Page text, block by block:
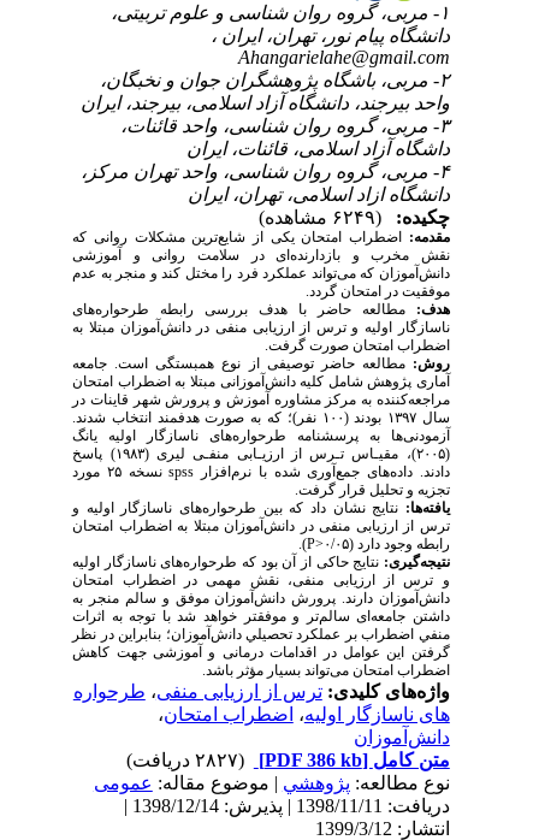
۱- مربی، گروه روان شناسی و علوم تربیتی،
دانشگاه پیام نور، تهران، ایران ،
Ahangarielahe@gmail.com
۲- مربی، باشگاه پژوهشگران جوان و نخبگان،
واحد بیرجند، دانشگاه آزاد اسلامی، بیرجند، ایران
۳- مربی، گروه روان شناسی، واحد قائنات،
داشگاه آزاد اسلامی، قائنات، ایران
۴- مربی، گروه روان شناسی، واحد تهران مرکز،
دانشگاه ازاد اسلامی، تهران، ایران
چکیده:
مقدمه:اضطراب امتحان یکی از شایع‌ترین مشکلات روانی که
نقش مخرب و بازدارنده‌ای در سلامت روانی و آموزشی
دانش‌آموزان که می‌تواند عملکرد فرد را مختل کند و منجر به عدم
موفقیت در امتحان گردد.
هدف:مطالعه حاضر با هدف بررسی رابطه طرحواره‌­های
ناسازگار اولیه و ترس از ارزیابی منفی در دانش‌­آموزان مبتلا به
اضطراب امتحان صورت گرفت.
روش:مطالعه حاضر توصیفی از نوع همبستگی است. جامعه
آماری پژوهش شامل کلیه دانش‌­آموزانی مبتلا به اضطراب امتحان
مراجعه‌کننده به مرکز مشاوره آموزش و پرورش شهر قاینات در
سال ۱۳۹۷ بودند (۱۰۰ نفر)؛ که به صورت هدفمند انتخاب شدند.
آزمودنی­‌ها به پرسشنامه طرحواره­‌های ناسازگار اولیه یانگ
(۲۰۰۵)، مقیـاس تـرس از ارزیـابی منفـی لیری (۱۹۸۳) پاسخ
دادند. داده‌های جمع­‌آوری شده با نرم‌­افزار spss
نسخه ۲۵ مورد
تجزیه و تحلیل قرار گرفت.
یافته‌ها:نتایج نشان داد که بین طرحواره­‌های ناسازگار اولیه و
ترس از ارزیابی منفی در دانش‌­آموزان مبتلا به اضطراب امتحان
رابطه وجود دارد (۰/۰۵<
P
).
نتیجه‌گیری:نتایج حاکی از آن بود که طرحواره‌های ناسازگار اولیه
و ترس از ارزیابی منفی، نقش مهمی در اضطراب امتحان
دانش‌آموزان دارند. پرورش دانش‌­آموزان موفق و سالم منجر به
داشتن جامعه‌­ای سالم‌تر و موفق­تر خواهد شد ﺑﺎ ﺗﻮﺟﻪ ﺑﻪ اﺛﺮات
ﻣﻨﻔﻲ اﺿﻄﺮاب ﺑﺮ ﻋﻤﻠﻜﺮد ﺗﺤﺼﻴﻠﻲ داﻧش‌آموزان؛ بنابراین در نظر
گرفتن این عوامل در اقدامات درمانی و آموزشی جهت کاهش
اضطراب امتحان می‌تواند بسیار مؤثر باشد.
واژه‌های کلیدی:ترس از ارزیابی منفی،طرحواره­‌
های ناسازگار اولیه،اضطراب امتحان،
دانش‌آموزان
متن کامل[PDF 386 kb]
نوع مطالعه:پژوهشي| موضوع مقاله:عمومى
دریافت: 1398/11/11 | پذیرش: 1398/12/14 |
انتشار: 1399/3/12